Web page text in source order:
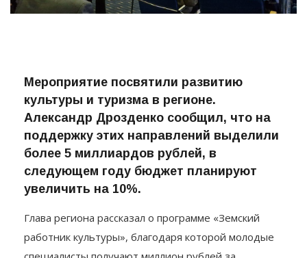
Мероприятие посвятили развитию
культуры и туризма в регионе.
Александр Дрозденко сообщил, что на
поддержку этих направлений выделили
более 5 миллиардов рублей, в
следующем году бюджет планируют
увеличить на 10%.
Глава региона рассказал о программе «Земский